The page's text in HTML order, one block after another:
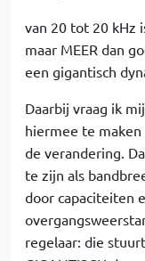
van 20 tot 20 kHz
maar MEER dan
een gigantisch
Daarbij vraag ik
hiermee te
de verandering.
te zijn als
door capaciteiten
regelaar: die